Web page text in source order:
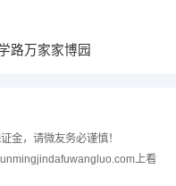
路万家家博园
金，请微友务必谨慎！
上看